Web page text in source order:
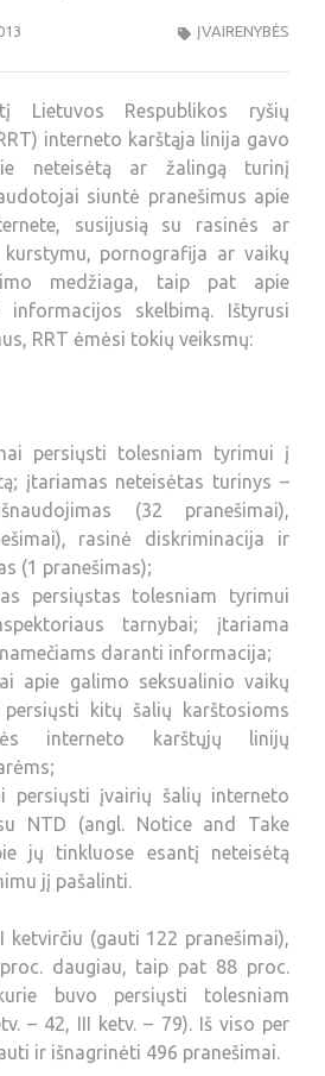
ĮVAIRENYBĖS
Respublikos ryšių
interneto karštąja linija gavo
neteisėtą ar žalingą turinį
siuntė pranešimus apie
susijusią su rasinės ar
pornografija ar vaikų
medžiaga, taip pat apie
informacijos skelbimą. Ištyrusi
RRT ėmėsi tokių veiksmų:
tolesniam tyrimui į
įtariamas neteisėtas turinys –
(32 pranešimai),
rasinė diskriminacija ir
(1 pranešimas);
tolesniam tyrimui
tarnybai; įtariama
daranti informacija;
galimo seksualinio vaikų
kitų šalių karštosioms
interneto karštųjų linijų
įvairių šalių interneto
NTD (angl. Notice and Take
jų tinkluose esantį neteisėtą
jį pašalinti.
ketvirčiu (gauti 122 pranešimai),
daugiau, taip pat 88 proc.
buvo persiųsti tolesniam
– 42, III ketv. – 79). Iš viso per
ir išnagrinėti 496 pranešimai.